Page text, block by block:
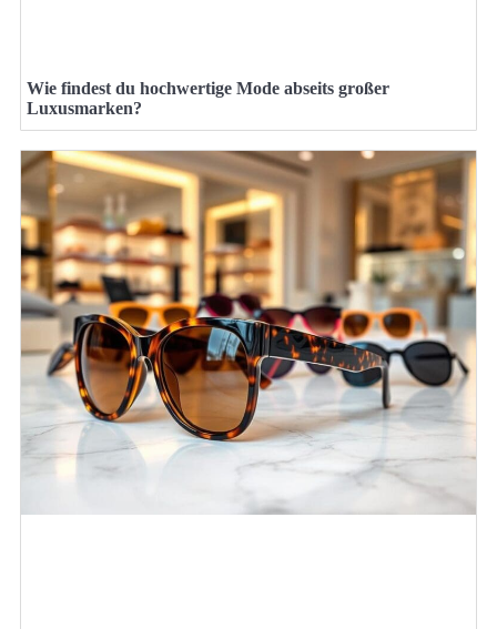
Wie findest du hochwertige Mode abseits großer
Luxusmarken?